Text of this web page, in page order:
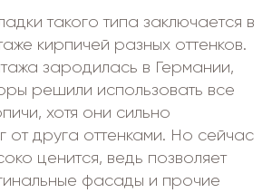
такого типа заключается в
кирпичей разных оттенков.
зародилась в Германии,
решили использовать все
хотя они сильно
от друга оттенками. Но сейчас
ценится, ведь позволяет
фасады и прочие